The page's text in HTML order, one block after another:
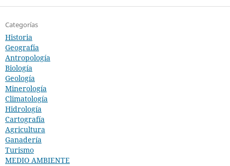
Categorías
Historia
Geografía
Antropología
Biología
Geología
Minerología
Climatología
Hidrología
Cartografía
Agricultura
Ganadería
Turismo
MEDIO AMBIENTE